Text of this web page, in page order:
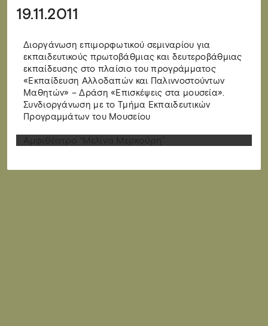
19.11.2011
Διοργάνωση επιμορφωτικού σεμιναρίου για
εκπαιδευτικούς πρωτοβάθμιας και δευτεροβάθμιας
εκπαίδευσης στο πλαίσιο του προγράμματος
«Εκπαίδευση Αλλοδαπών και Παλιννοστούντων
Μαθητών» – Δράση «Επισκέψεις στα μουσεία».
Συνδιοργάνωση με το Τμήμα Εκπαιδευτικών
Προγραμμάτων του Μουσείου